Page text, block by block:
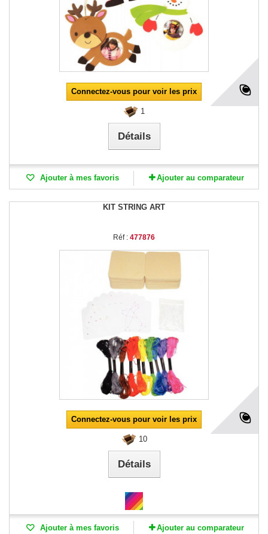
Connectez-vous pour voir les prix
1
Détails
Ajouter à mes favoris Ajouter au comparateur
KIT STRING ART
Réf : 477876
Connectez-vous pour voir les prix
10
Détails
Ajouter à mes favoris Ajouter au comparateur